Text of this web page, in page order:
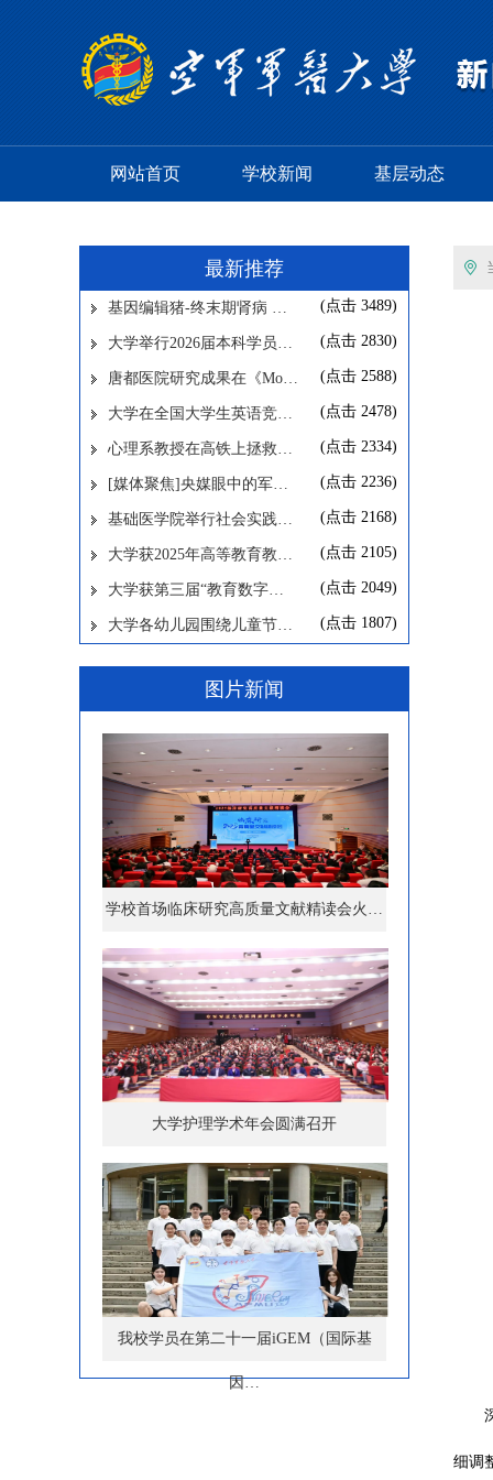
网站首页 学校新闻 基层动态
最新推荐
基因编辑猪-终末期肾病 … (点击 3489)
大学举行2026届本科学员… (点击 2830)
唐都医院研究成果在《Mo… (点击 2588)
大学在全国大学生英语竞… (点击 2478)
心理系教授在高铁上拯救… (点击 2334)
[媒体聚焦]央媒眼中的军… (点击 2236)
基础医学院举行社会实践… (点击 2168)
大学获2025年高等教育教… (点击 2105)
大学获第三届“教育数字… (点击 2049)
大学各幼儿园围绕儿童节… (点击 1807)
图片新闻
学校首场临床研究高质量文献精读会火…
大学护理学术年会圆满召开
我校学员在第二十一届iGEM（国际基
因…
细调